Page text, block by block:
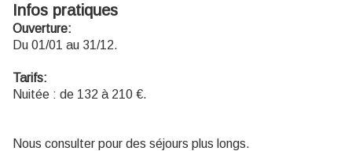
Infos pratiques
Ouverture:
Du 01/01 au 31/12.
Tarifs:
Nuitée : de 132 à 210 €.
Nous consulter pour des séjours plus longs.